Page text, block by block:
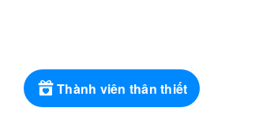
Thành viên thân thiết